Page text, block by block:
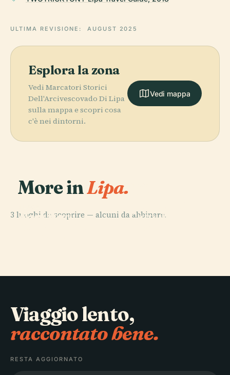
ULTIMA REVISIONE: AUGUST 2025
Esplora la zona
Vedi Marcatori Storici
Dell'Arcivescovado Di Lipa
sulla mappa e scopri cosa
c'è nei dintorni.
Vedi mappa
More inLipa.
3 luoghi da scoprire — alcuni da abbinare.
Casa De
Cattedrale Di
Marcatori
Viaggio lento,
raccontato bene.
RESTA AGGIORNATO